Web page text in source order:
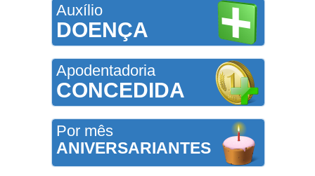
Auxílio
DOENÇA
Apodentadoria
CONCEDIDA
Por mês
ANIVERSARIANTES